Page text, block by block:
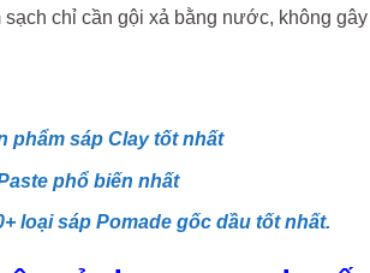
chỉ cần gội xả bằng nước, không gây
phẩm sáp Clay tốt nhất
phổ biến nhất
loại sáp Pomade gốc dầu tốt nhất.